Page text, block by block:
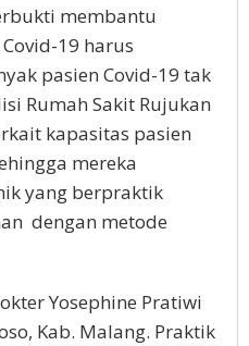
membantu
19 harus
pasien Covid-19 tak
Rumah Sakit Rujukan
kapasitas pasien
mereka
yang berpraktik
dengan metode
Yosephine Pratiwi
Kab. Malang. Praktik